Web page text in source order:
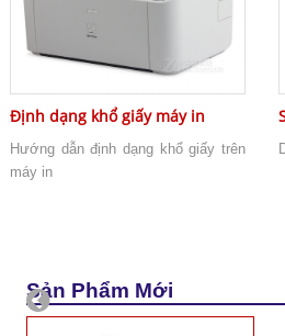
Định dạng khổ giấy máy in
Hướng dẫn định dạng khổ giấy trên
máy in
Sản Phẩm Mới